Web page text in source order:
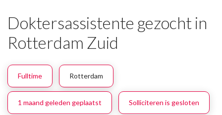
Doktersassistente gezocht in
Rotterdam Zuid
Fulltime Rotterdam
1 maand geleden geplaatst Solliciteren is gesloten